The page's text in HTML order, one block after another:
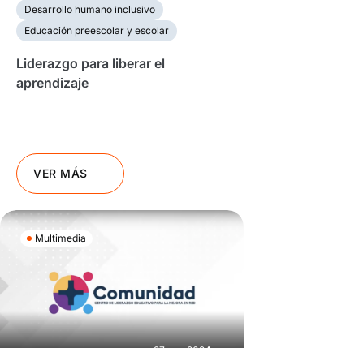
Desarrollo humano inclusivo
Educación preescolar y escolar
Liderazgo para liberar el
aprendizaje
VER MÁS
Multimedia